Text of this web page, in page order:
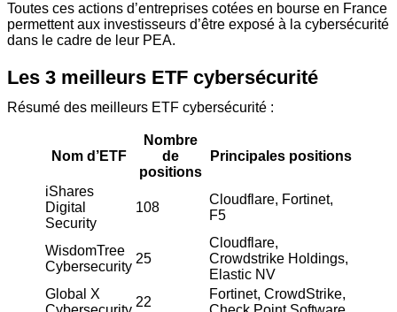
Toutes ces actions d’entreprises cotées en bourse en France
permettent aux investisseurs d’être exposé à la cybersécurité
dans le cadre de leur PEA.
Les 3 meilleurs ETF cybersécurité
Résumé des meilleurs ETF cybersécurité :
Nom d’ETF
Nombre
de
positions
Principales positions
iShares
Digital
Security
108
Cloudflare, Fortinet,
F5
WisdomTree
Cybersecurity
25
Cloudflare,
Crowdstrike Holdings,
Elastic NV
Global X
22
Fortinet, CrowdStrike,